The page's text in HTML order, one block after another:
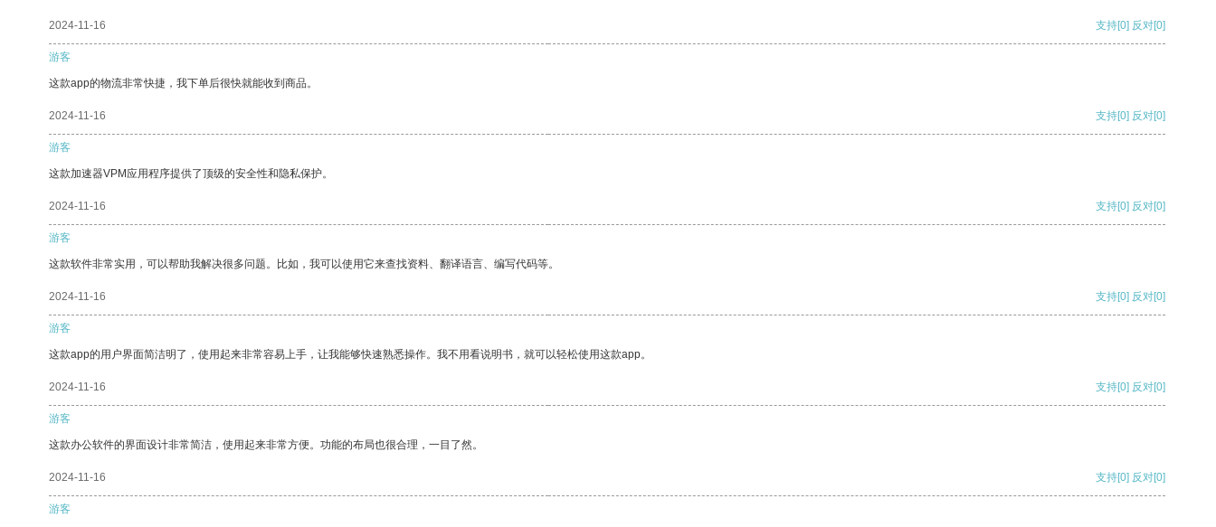
2024-11-16 支持[0] 反对[0]
游客
这款app的物流非常快捷，我下单后很快就能收到商品。
2024-11-16 支持[0] 反对[0]
游客
这款加速器VPM应用程序提供了顶级的安全性和隐私保护。
2024-11-16 支持[0] 反对[0]
游客
这款软件非常实用，可以帮助我解决很多问题。比如，我可以使用它来查找资料、翻译语言、编写代码等。
2024-11-16 支持[0] 反对[0]
游客
这款app的用户界面简洁明了，使用起来非常容易上手，让我能够快速熟悉操作。我不用看说明书，就可以轻松使用这款app。
2024-11-16 支持[0] 反对[0]
游客
这款办公软件的界面设计非常简洁，使用起来非常方便。功能的布局也很合理，一目了然。
2024-11-16 支持[0] 反对[0]
游客